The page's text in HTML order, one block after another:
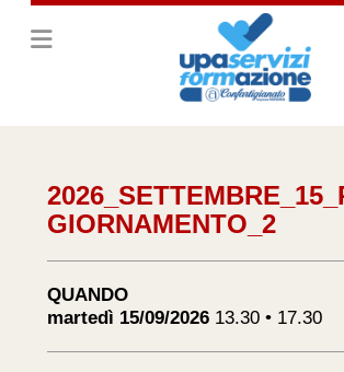
GIORNAMENTO_2
QUANDO
martedì 15/09/2026 13.30 • 17.30